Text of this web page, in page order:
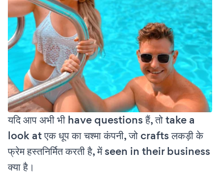
यदि आप अभी भी have questions हैं, तो take a
look at एक धूप का चश्मा कंपनी, जो crafts लकड़ी के
फ्रेम हस्तनिर्मित करती है, में seen in their business
क्या है।